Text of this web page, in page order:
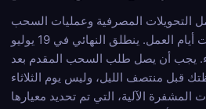
التحويلات المصرفية وعمليات السحب
بالبطاقات على مسارات أيام العمل. ينطلق النهائي في 19 يوليو
يجب أن يصل طلب السحب المقدم بعد
قبل منتصف الليل، وليس يوم الثلاثاء
المشفرة الآلية، التي تم تحديد معيارها